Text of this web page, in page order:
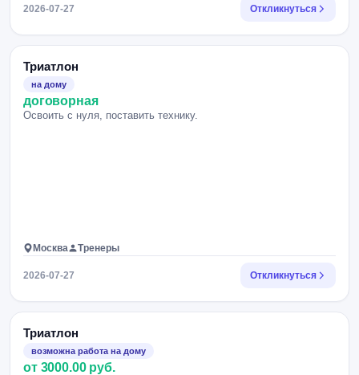
2026-07-27 Откликнуться
Триатлон
на дому
договорная
Освоить с нуля, поставить технику.
Москва Тренеры
2026-07-27 Откликнуться
Триатлон
возможна работа на дому
от 3000.00 руб.